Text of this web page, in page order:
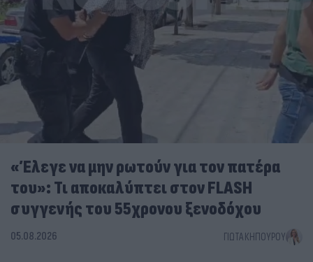
«Έλεγε να μην ρωτούν για τον πατέρα
του»: Τι αποκαλύπτει στον FLASH
συγγενής του 55χρονου ξενοδόχου
05.08.2026 ΓΙΏΤΑ ΚΗΠΟΥΡΟΎ